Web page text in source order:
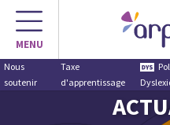
MENU
Nous
soutenir
Taxe
d'apprentissage